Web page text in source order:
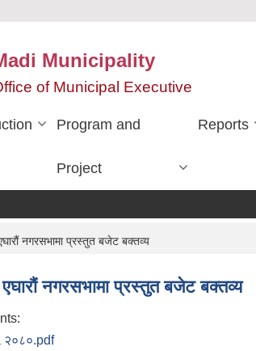
Municipality
of Municipal Executive
Program and
Project
Reports
नगरसभामा प्रस्तुत बजेट बक्तव्य
नगरसभामा प्रस्तुत बजेट बक्तव्य
२०८०.pdf